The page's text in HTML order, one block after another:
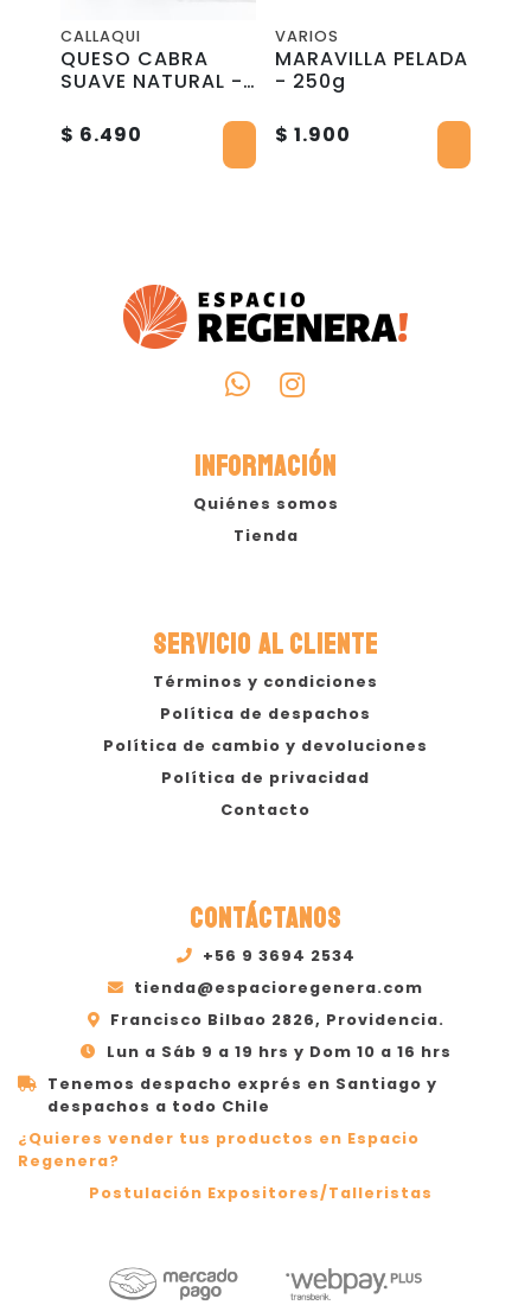
CALLAQUI
QUESO CABRA
SUAVE NATURAL -
$ 6.490
VARIOS
MARAVILLA PELADA
- 250g
$ 1.900
INFORMACIÓN
Quiénes somos
Tienda
SERVICIO AL CLIENTE
Términos y condiciones
Política de despachos
Política de cambio y devoluciones
Política de privacidad
Contacto
CONTÁCTANOS
+56 9 3694 2534
tienda@espacioregenera.com
Francisco Bilbao 2826, Providencia.
Lun a Sáb 9 a 19 hrs y Dom 10 a 16 hrs
Tenemos despacho exprés en Santiago y
despachos a todo Chile
¿Quieres vender tus productos en Espacio
Regenera?
Postulación Expositores/Talleristas